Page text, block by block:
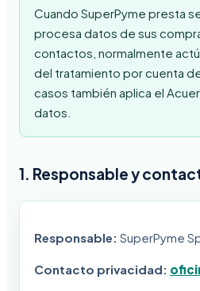
Cuando SuperPyme presta
procesa datos de sus
contactos, normalmente
del tratamiento por cuenta
casos también aplica el
datos.
1. Responsable y
Responsable: SuperPyme
Contacto privacidad: